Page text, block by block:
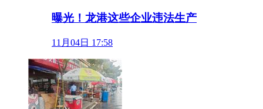
曝光！龙港这些企业违法生产
11月04日 17:58